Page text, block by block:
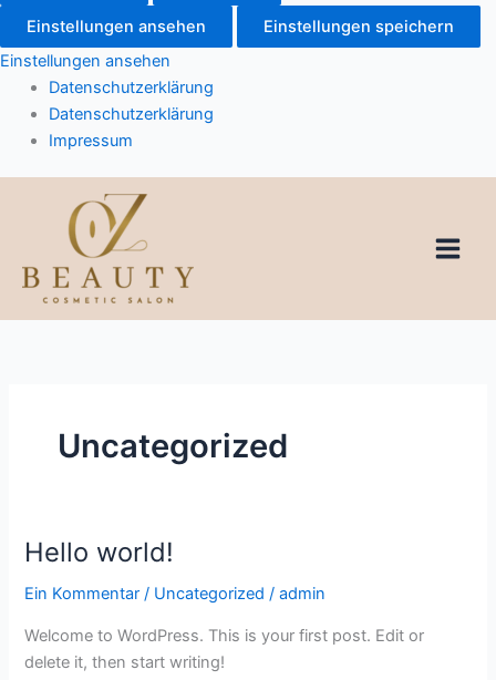
Einstellungen ansehen
Einstellungen speichern
Einstellungen ansehen
Datenschutzerklärung
Datenschutzerklärung
Impressum
Uncategorized
Hello world!
Ein Kommentar / Uncategorized /admin
Welcome to WordPress. This is your first post. Edit or
delete it, then start writing!
Hello